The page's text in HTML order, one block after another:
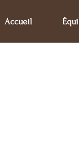
Accueil